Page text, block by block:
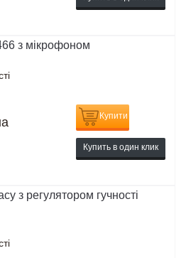
з мікрофоном
Купити
Купить в один клик
з регулятором гучності